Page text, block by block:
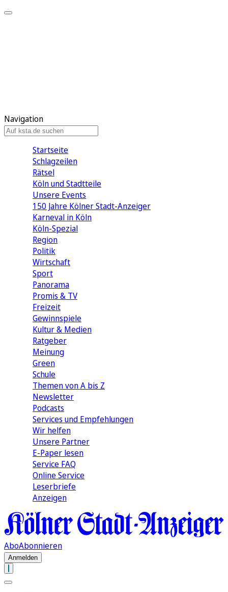
Navigation
Startseite
Schlagzeilen
Rätsel
Köln und Stadtteile
Unsere Events
150 Jahre Kölner Stadt-Anzeiger
Karneval in Köln
Köln-Spezial
Region
Politik
Wirtschaft
Sport
Panorama
Promis & TV
Freizeit
Gewinnspiele
Kultur & Medien
Ratgeber
Meinung
Green
Schule
Themen von A bis Z
Newsletter
Podcasts
Services und Empfehlungen
Wir helfen
Unsere Partner
E-Paper lesen
Service FAQ
Online Service
Leserbriefe
Anzeigen
AboAbonnieren
Anmelden